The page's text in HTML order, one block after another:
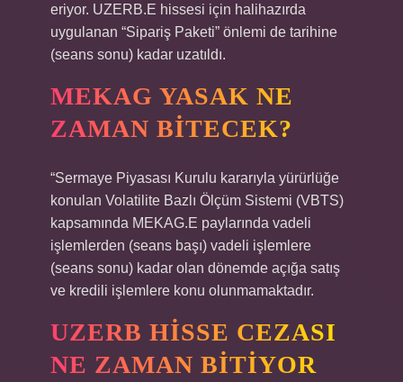
eriyor. UZERB.E hissesi için halihazırda
uygulanan “Sipariş Paketi” önlemi de tarihine
(seans sonu) kadar uzatıldı.
MEKAG YASAK NE
ZAMAN BITECEK?
“Sermaye Piyasası Kurulu kararıyla yürürlüğe
konulan Volatilite Bazlı Ölçüm Sistemi (VBTS)
kapsamında MEKAG.E paylarında vadeli
işlemlerden (seans başı) vadeli işlemlere
(seans sonu) kadar olan dönemde açığa satış
ve kredili işlemlere konu olunmamaktadır.
UZERB HISSE CEZASI
NE ZAMAN BITIYOR